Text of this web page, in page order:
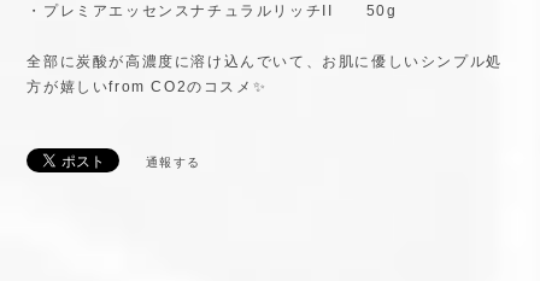
・プレミアエッセンスナチュラルリッチII 50g
全部に炭酸が高濃度に溶け込んでいて、お肌に優しいシンプル処
方が嬉しいfrom CO2のコスメ✨
通報する